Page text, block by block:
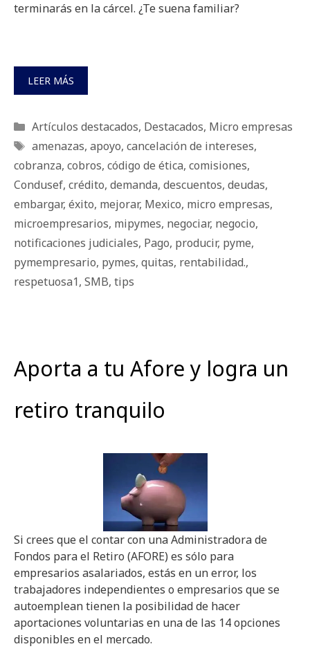
terminarás en la cárcel. ¿Te suena familiar?
LEER MÁS
Categorías
Artículos destacados, Destacados, Micro empresas
Etiquetas
amenazas, apoyo, cancelación de intereses,
cobranza, cobros, código de ética, comisiones,
Condusef, crédito, demanda, descuentos, deudas,
embargar, éxito, mejorar, Mexico, micro empresas,
microempresarios, mipymes, negociar, negocio,
notificaciones judiciales, Pago, producir, pyme,
pymempresario, pymes, quitas, rentabilidad.,
respetuosa1, SMB, tips
Aporta a tu Afore y logra un
retiro tranquilo
Si crees que el contar con una Administradora de
Fondos para el Retiro (AFORE) es sólo para
empresarios asalariados, estás en un error, los
trabajadores independientes o empresarios que se
autoemplean tienen la posibilidad de hacer
aportaciones voluntarias en una de las 14 opciones
disponibles en el mercado.